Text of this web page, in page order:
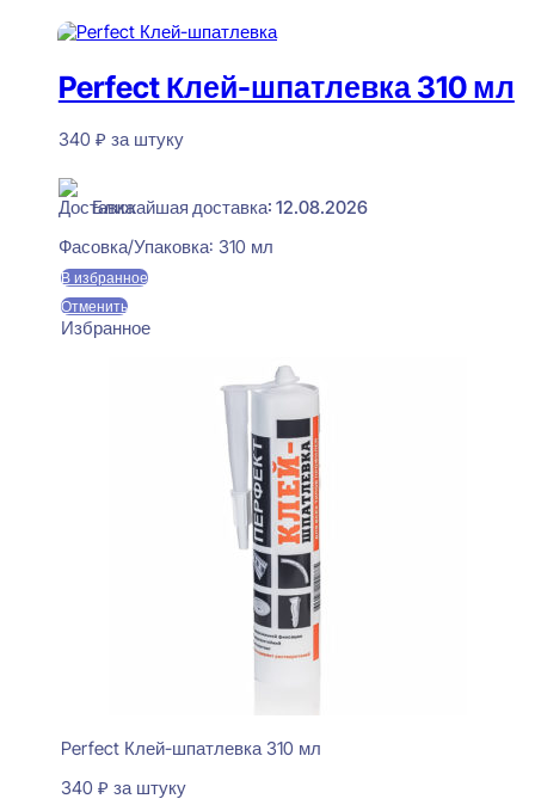
Perfect Клей-шпатлевка 310 мл
340 ₽ за штуку
Ближайшая доставка: 12.08.2026
Фасовка/Упаковка: 310 мл
В избранное
Отменить
Избранное
Perfect Клей-шпатлевка 310 мл
340 ₽ за штуку